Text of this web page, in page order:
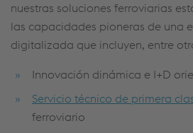
nuestras soluciones ferroviarias
las capacidades pioneras de una
digitalizada que incluyen, entre
Innovación dinámica e I+D
Servicio técnico de primera
ferroviario